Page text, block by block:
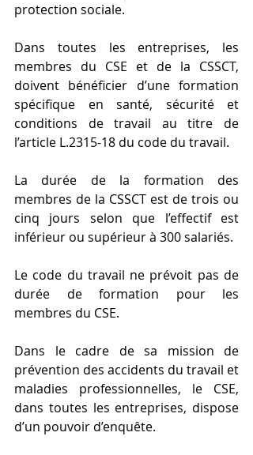
protection sociale.
Dans toutes les entreprises, les
membres du CSE et de la CSSCT,
doivent bénéficier d’une formation
spécifique en santé, sécurité et
conditions de travail au titre de
l’article L.2315-18 du code du travail.
La durée de la formation des
membres de la CSSCT est de trois ou
cinq jours selon que l’effectif est
inférieur ou supérieur à 300 salariés.
Le code du travail ne prévoit pas de
durée de formation pour les
membres du CSE.
Dans le cadre de sa mission de
prévention des accidents du travail et
maladies professionnelles, le CSE,
dans toutes les entreprises, dispose
d’un pouvoir d’enquête.